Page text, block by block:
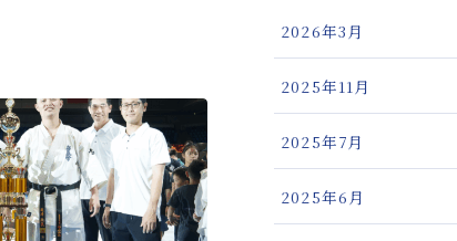
バネ指治療の新たな可能
2026年3月
2025年11月
2025年7月
2025年6月